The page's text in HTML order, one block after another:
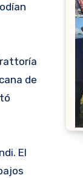
de
El